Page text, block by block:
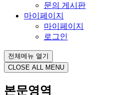
문의 게시판
마이페이지
마이페이지
로그인
전체메뉴 열기
CLOSE ALL MENU
본문영역